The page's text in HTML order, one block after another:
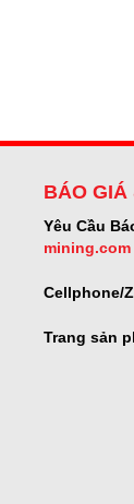
BÁO GIÁ
Yêu Cầu
mining.com
Cellphone/
Trang sản